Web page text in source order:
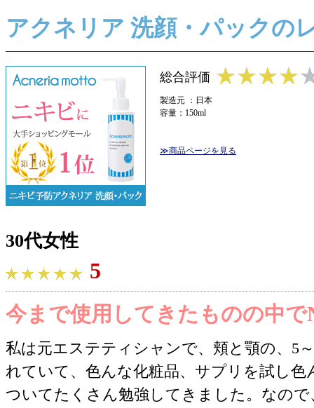
アクネリア 洗顔・パックの
総合評価
製造元 ：日本
容量：150ml
≫商品ページを見る
30代女性
5
今まで使用してきたものの中で
私は元エステティシャンで、頬と顎の、5
れていて、色んな化粧品、サプリを試し
ついてたくさん勉強してきました。なの